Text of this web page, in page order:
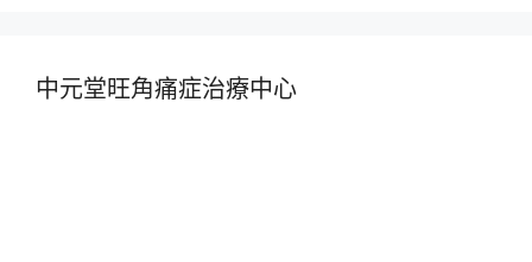
中元堂旺角痛症治療中心